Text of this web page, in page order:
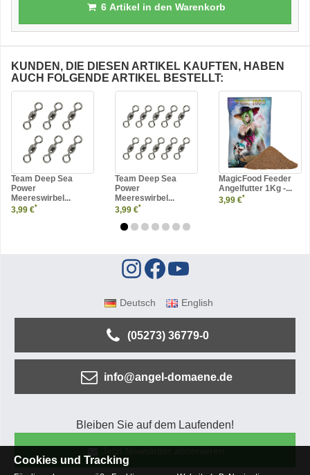
6Artikel in den Warenkorb
KUNDEN, DIE DIESEN ARTIKEL KAUFTEN, HABEN
AUCH FOLGENDE ARTIKEL BESTELLT:
Team Deep Sea
Power
Meereswirbel...
3,99 €*
Team Deep Sea
Power
Meereswirbel...
3,99 €*
MagicFood Feeder
Angelfutter 1Kg -...
3,99 €*
Deutsch English
(05273) 36779-0
info@angel-domaene.de
Bleiben Sie auf dem Laufenden!
Cookies und Tracking